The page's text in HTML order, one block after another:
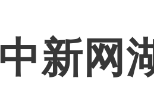
中新网